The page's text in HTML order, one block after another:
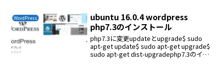
WordPress
ubuntu 16.0.4 wordpress
php7.3のインストール
php7.3に変更updateとupgrade$ sudo
apt-get update$ sudo apt-get upgrade$
sudo apt-get dist-upgradephp7.3のイン